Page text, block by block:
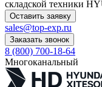
складской техники
Оставить заявку
sales@top-exp.ru
Заказать звонок
8 (800) 700-18-64
Многоканальный